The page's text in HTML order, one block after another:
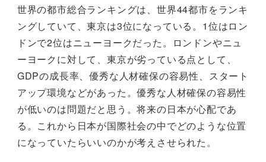
世界の都市総合ランキングは、世界44都市をランキ
ングしていて、東京は3位になっている。1位はロン
ドンで2位はニューヨークだった。ロンドンやニュ
ーヨークに対して、東京が劣っている点として、
GDPの成長率、優秀な人材確保の容易性、スタート
アップ環境などがあった。優秀な人材確保の容易性
が低いのは問題だと思う。将来の日本が心配であ
る。これから日本が国際社会の中でどのような位置
になっていたらいいのかが考えさせられた。